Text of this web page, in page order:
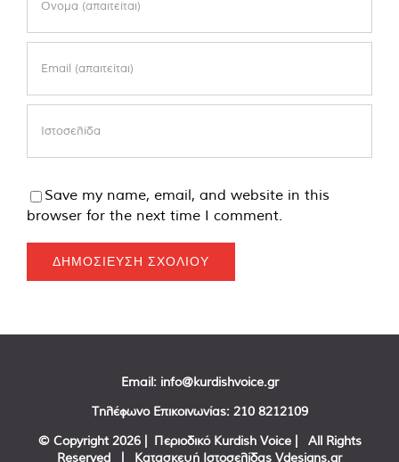
Save my name, email, and website in this
browser for the next time I comment.
Email: info@kurdishvoice.gr
Τηλέφωνο Επικοινωνίας: 210 8212109
© Copyright 2026 | Περιοδικό Kurdish Voice | All Rights
Reserved | Κατασκευή Ιστοσελίδας Vdesigns.gr